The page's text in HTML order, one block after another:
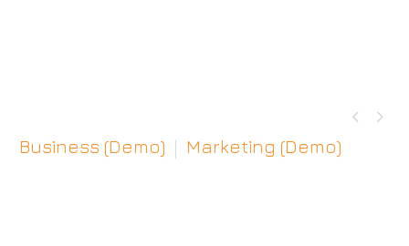
 
Business (Demo) Marketing (Demo)